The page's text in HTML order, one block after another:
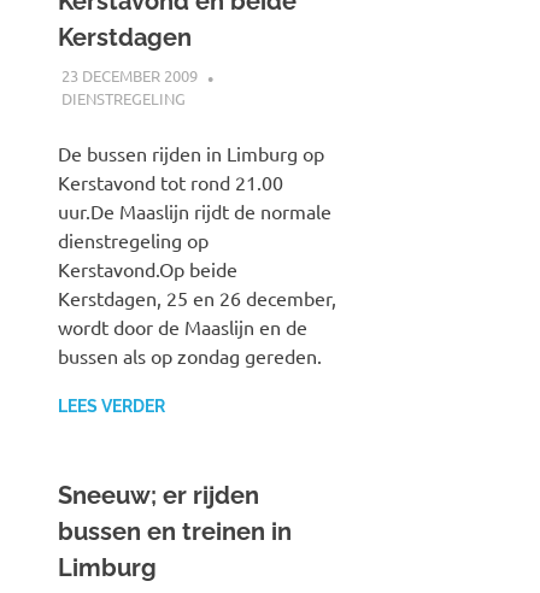
Kerstdagen
23 DECEMBER 2009
DIENSTREGELING
De bussen rijden in Limburg op
Kerstavond tot rond 21.00
uur.De Maaslijn rijdt de normale
dienstregeling op
Kerstavond.Op beide
Kerstdagen, 25 en 26 december,
wordt door de Maaslijn en de
bussen als op zondag gereden.
LEES VERDER
Sneeuw; er rijden
bussen en treinen in
Limburg